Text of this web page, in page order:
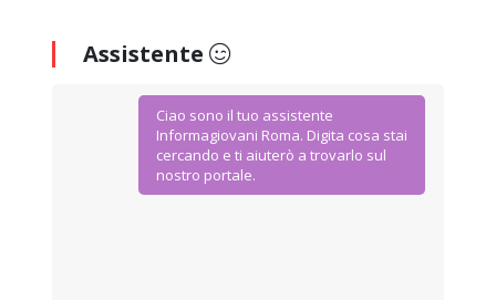
Assistente
Ciao sono il tuo assistente
Informagiovani Roma. Digita cosa stai
cercando e ti aiuterò a trovarlo sul
nostro portale.